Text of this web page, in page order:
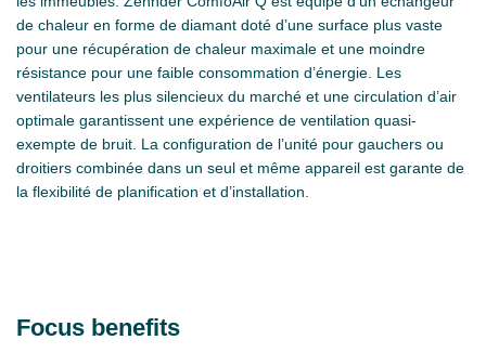
de chaleur en forme de diamant doté d’une surface plus vaste
pour une récupération de chaleur maximale et une moindre
résistance pour une faible consommation d’énergie. Les
ventilateurs les plus silencieux du marché et une circulation d’air
optimale garantissent une expérience de ventilation quasi-
exempte de bruit. La configuration de l’unité pour gauchers ou
droitiers combinée dans un seul et même appareil est garante de
la flexibilité de planification et d’installation.
Focus benefits